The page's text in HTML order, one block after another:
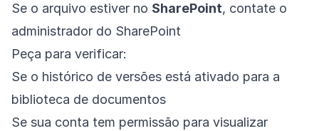
Se o arquivo estiver no SharePoint, contate o
administrador do SharePoint
Peça para verificar:
Se o histórico de versões está ativado para a
biblioteca de documentos
Se sua conta tem permissão para visualizar